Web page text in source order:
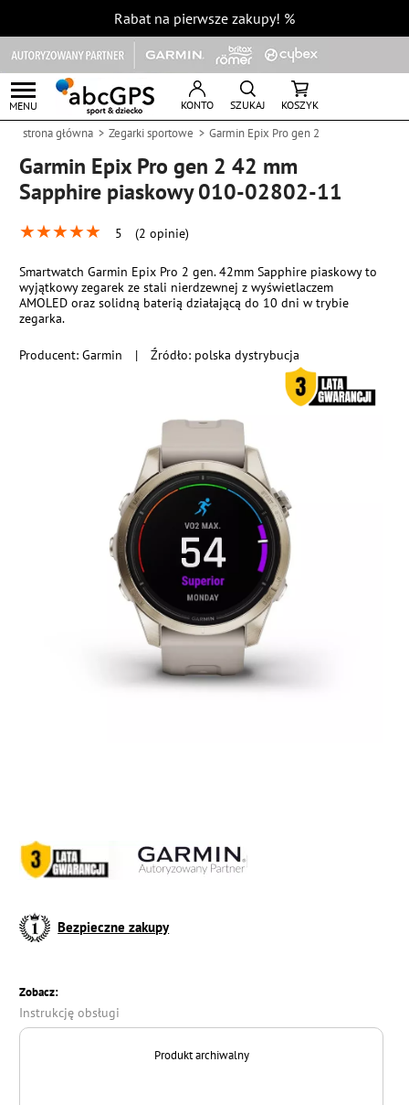
Rabat na pierwsze zakupy! %
MENU KONTO SZUKAJ KOSZYK
strona główna Zegarki sportowe Garmin Epix Pro gen 2
Garmin Epix Pro gen 2 42 mm
Sapphire piaskowy 010-02802-11
★★★★★ 5 (2 opinie)
Producent:Garmin | Źródło: polska dystrybucja
Smartwatch Garmin Epix Pro 2 gen. 42mm Sapphire piaskowy to
wyjątkowy zegarek ze stali nierdzewnej z wyświetlaczem
AMOLED oraz solidną baterią działającą do 10 dni w trybie
zegarka.
Bezpieczne zakupy
Zobacz:
Instrukcję obsługi
Produkt archiwalny